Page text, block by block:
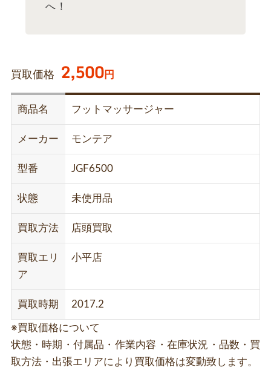
へ！
買取価格 2,500円
商品名 フットマッサージャー
メーカー モンテア
型番 JGF6500
状態 未使用品
買取方法 店頭買取
買取エリ
ア
小平店
買取時期 2017.2
※買取価格について
状態・時期・付属品・作業内容・在庫状況・品数・買
取方法・出張エリアにより買取価格は変動致します。